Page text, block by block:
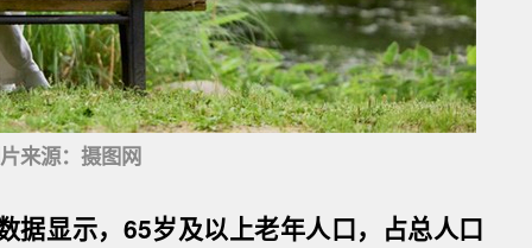
来源：摄图网
据显示，65岁及以上老年人口，占总人口